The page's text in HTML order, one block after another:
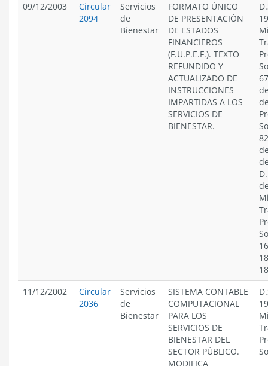
09/12/2003
Circular
2094
Servicios
de
Bienestar
FORMATO ÚNICO
DE PRESENTACIÓN
DE ESTADOS
FINANCIEROS
(F.U.P.E.F.). TEXTO
REFUNDIDO Y
ACTUALIZADO DE
INSTRUCCIONES
IMPARTIDAS A LOS
SERVICIOS DE
BIENESTAR.
11/12/2002
Circular
2036
Servicios
de
Bienestar
SISTEMA CONTABLE
COMPUTACIONAL
PARA LOS
SERVICIOS DE
BIENESTAR DEL
SECTOR PÚBLICO.
MODIFICA